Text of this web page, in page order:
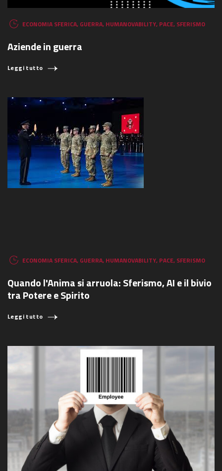
ECONOMIA SFERICA, GUERRA, HUMANOVABILITY, PACE, SFERISMO
Aziende in guerra
Leggi tutto
ECONOMIA SFERICA, GUERRA, HUMANOVABILITY, PACE, SFERISMO
Quando l'Anima si arruola: Sferismo, AI e il bivio
tra Potere e Spirito
Leggi tutto